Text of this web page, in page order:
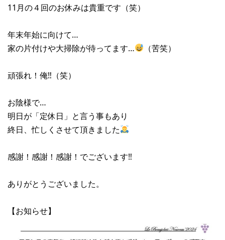
11月の４回のお休みは貴重です（笑）
年末年始に向けて…
家の片付けや大掃除が待ってます…
（苦笑）
頑張れ！俺‼︎（笑）
お陰様で…
明日が「定休日」と言う事もあり
終日、忙しくさせて頂きました
感謝！感謝！感謝！でございます‼︎
ありがとうございました。
【お知らせ】